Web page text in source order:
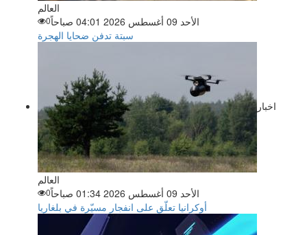
العالم
الأحد 09 أغسطس 2026 04:01 صباحاً
0
سبتة تدفن ضحايا الهجرة
اخبار
العالم
الأحد 09 أغسطس 2026 01:34 صباحاً
0
أوكرانيا تعلّق على انفجار مسيّرة في بلغاريا